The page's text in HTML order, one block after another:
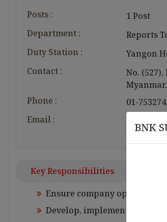
Posts :
1 Post
Department :
Reports
Duty Station :
Yangon
Contact :
No.
Myanmar.
Phone :
01-
Email :
Key Responsibilities
Ensure company
Develop, implement, and
မတ် 18 , 2026
BNK